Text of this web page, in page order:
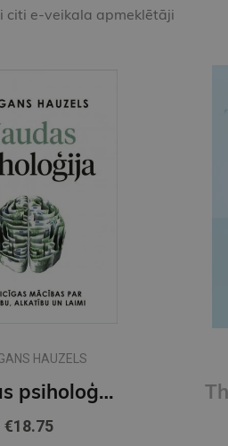
citi e-veikala apmeklētāji
HAUZELS
Naudas psiholoģija
€18.75